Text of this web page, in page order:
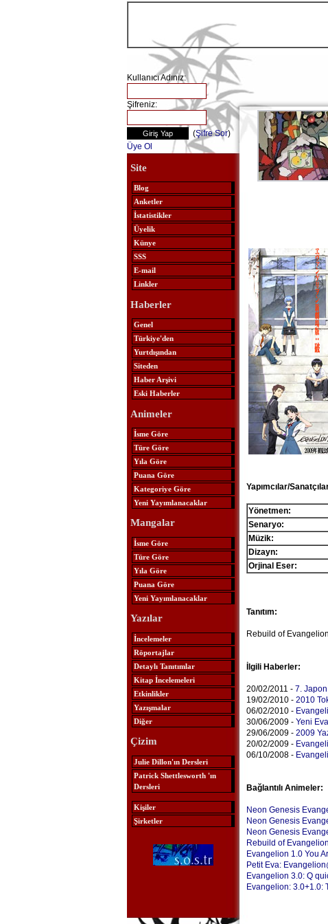
Kullanıcı Adınız:
Şifreniz:
(Şifre Sor)
Üye Ol
Site
Blog
Anketler
İstatistikler
Üyelik
Künye
SSS
E-mail
Linkler
Haberler
Genel
Türkiye'den
Yurtdışından
Siteden
Haber Arşivi
Eski Haberler
Animeler
İsme Göre
Türe Göre
Yıla Göre
Puana Göre
Kategoriye Göre
Yeni Yayımlanacaklar
Mangalar
İsme Göre
Türe Göre
Yıla Göre
Puana Göre
Yeni Yayımlanacaklar
Yazılar
İncelemeler
Röportajlar
Detaylı Tanıtımlar
Kitap İncelemeleri
Etkinlikler
Yazışmalar
Diğer
Çizim
Julie Dillon'ın Dersleri
Patrick Shettlesworth 'ın
Dersleri
Kişiler
Şirketler
Yapımcılar/
Yönetmen:
Senaryo:
Müzik:
Dizayn:
Orjinal Eser:
Tanıtım:
Rebuild of
İlgili Haberler:
20/02/2011 - 7.
19/02/2010 - 2010
06/02/2010 -
30/06/2009 - Yeni
29/06/2009 - 2009
20/02/2009 -
06/10/2008 -
Bağlantılı Animeler:
Neon Genesis
Neon Genesis
Neon Genesis
Rebuild of Evangelion
Evangelion 1.0 You
Petit Eva:
Evangelion 3.0: Q
Evangelion: 3.0+1.0: